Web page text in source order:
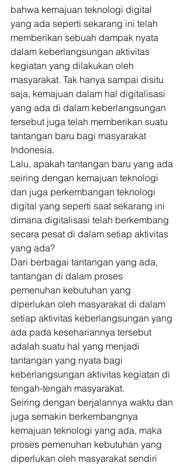
bahwa kemajuan teknologi digital
yang ada seperti sekarang ini telah
memberikan sebuah dampak nyata
dalam keberlangsungan aktivitas
kegiatan yang dilakukan oleh
masyarakat. Tak hanya sampai disitu
saja, kemajuan dalam hal digitalisasi
yang ada di dalam keberlangsungan
tersebut juga telah memberikan suatu
tantangan baru bagi masyarakat
Indonesia.
Lalu, apakah tantangan baru yang ada
seiring dengan kemajuan teknologi
dan juga perkembangan teknologi
digital yang seperti saat sekarang ini
dimana digitalisasi telah berkembang
secara pesat di dalam setiap aktivitas
yang ada?
Dari berbagai tantangan yang ada,
tantangan di dalam proses
pemenuhan kebutuhan yang
diperlukan oleh masyarakat di dalam
setiap aktivitas keberlangsungan yang
ada pada kesehariannya tersebut
adalah suatu hal yang menjadi
tantangan yang nyata bagi
keberlangsungan aktivitas kegiatan di
tengah-tengah masyarakat.
Seiring dengan berjalannya waktu dan
juga semakin berkembangnya
kemajuan teknologi yang ada, maka
proses pemenuhan kebutuhan yang
diperlukan oleh masyarakat sendiri